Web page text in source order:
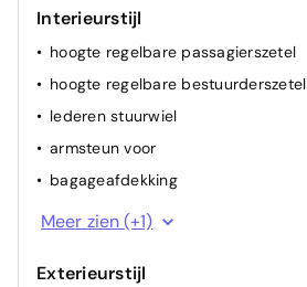
Interieurstijl
hoogte regelbare passagierszetel
hoogte regelbare bestuurderszetel
lederen stuurwiel
armsteun voor
bagageafdekking
deelbare achterbank
Meer zien (+1)
Exterieurstijl